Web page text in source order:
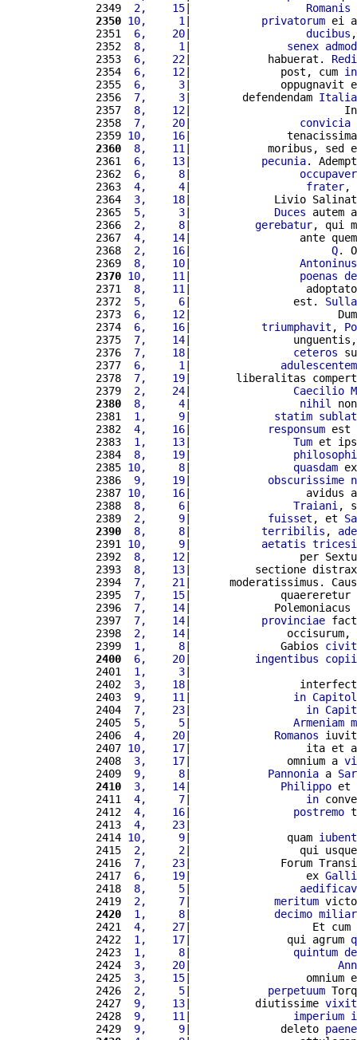
2349
2,    15| Romanis
2350 10,     1 | privatorum ei
2351
6,    20| ducibus
2352
8,     1 | senex
2353
6,    22|            habuerat.
2354
6,    12|              post, cum in
2355
6,     3|              oppugnavit
2356
7,     3|        defendendam
2357
8,    12|
2358
7,    20| convicia
2359 10,    16|
2360
8,    11 |            moribus, sed
2361
6,    13| pecunia.
2362
6,     8|
2363
4,     4| frater,
2364
3,    18|             Livio
2365
5,     3| Duces autem
2366
2,     8| gerebatur, qui
2367
4,    14|                 ante
2368
2,    16| Q.
2369
8,    10| Antoninus
2370 10,    11 | poenas
2371
8,    11 |                  adoptato
2372
5,     6|                est. Sulla
2373
6,    12|                       Dum
2374
6,    16| triumphavit ,
2375
7,    14|                unguentis,
2376
7,    18| ceteros
2377
6,     1 | adulescentem
2378
7,    19|       liberalitas
2379
2,    24| Caecilio
2380
8,     4| nihil
2381
1,     9| statim
2382
4,    16| responsum est
2383
1,    13| Tum et
2384
8,    19|
2385 10,     8| quasdam
2386
9,    19| obscurissime
2387 10,    16|                  avidus ac
2388
8,     6| Traiani ,
2389
2,     9| fuisset , et
2390
8,     8| terribilis ,
2391 10,     9| aetatis
2392
8,    12|                 per Sextus
2393
8,    13|          sectione
2394
7,    21 |      moderatissimus.
2395
7,    15|              quaereretur
2396
7,    14|             Polemoniacus
2397
7,    14| provinciae
2398
2,    14|
2399
1,     8|              Gabios
2400
6,    20| ingentibus
2401
1,     3|
2402
3,    18|                 interfectae
2403
9,    11 | in
2404
7,    23| in
2405
5,     5| Armeniam
2406
4,    20| Romanos
2407 10,    17|                  ita et
2408
3,    17|               omnium a
2409
9,     8| Pannonia a
2410
3,    14| Philippo et
2411
4,     7| in
2412
4,    16| postremo
2413
4,    23
2414 10,     9|               quam
2415
2,     2|                 qui
2416
7,    23|              Forum
2417
6,    19|                  ex
2418
8,     5|
2419
2,     7| meritum
2420
1,     8| decimo
2421
4,    27|                   Et cum
2422
1,    17|               qui agrum
2423
1,     8| quintum
2424
3,    20|
2425
3,    15|                  omnium
2426
2,     5| perpetuum
2427
9,    13|          diutissime vixit
2428
9,    11 | imperium
2429
9,     9|              deleto paene